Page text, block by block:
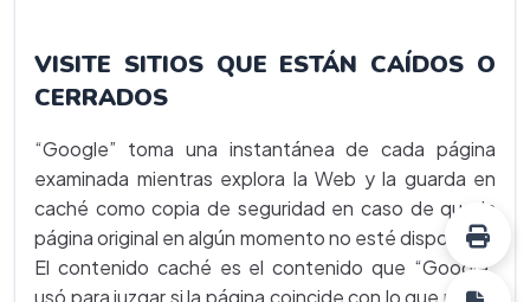
VISITE SITIOS QUE ESTÁN CAÍDOS O
CERRADOS
“Google” toma una instantánea de cada página
examinada mientras explora la Web y la guarda en
caché como copia de seguridad en caso de que la
página original en algún momento no esté disponible.
El contenido caché es el contenido que “Google”